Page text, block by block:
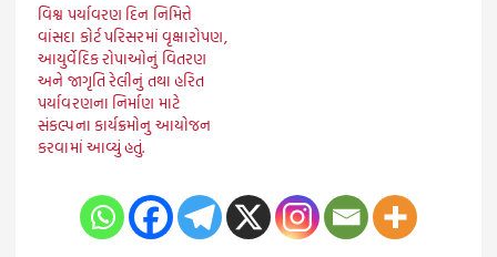
વિશ્વ પર્યાવરણ દિન નિમિત્તે
વાંસદા કોર્ટ પરિસરમાં વૃક્ષારોપણ,
આયુર્વેદિક રોપાઓનું વિતરણ
અને જાગૃતિ રેલીનું તથા હરિત
પર્યાવરણના નિર્માણ માટે
સંકલ્પના કાર્યક્રમોનુ આયોજન
કરવામાં આવ્યું હતું.